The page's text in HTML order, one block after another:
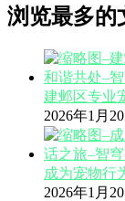
浏览最多的
建邺区专业
2026年1月20
成为宠物行
2026年1月20